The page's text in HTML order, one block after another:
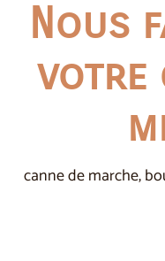
Nous
votre
canne de marche,